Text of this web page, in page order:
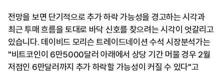
전망을 보면 단기적으로 추가 하락 가능성을 경고하는 시각과
최근 투매 흐름을 토대로 바닥 신호를 찾으려는 시각이 엇갈리고
있습니다. 데이비드 모리슨 트레이드네이션 수석 시장분석가는
"비트코인이 6만5000달러 아래에서 상당 기간 머물 경우 2월
저점인 6만달러까지 추가 하락할 가능성이 커질 수 있다"고